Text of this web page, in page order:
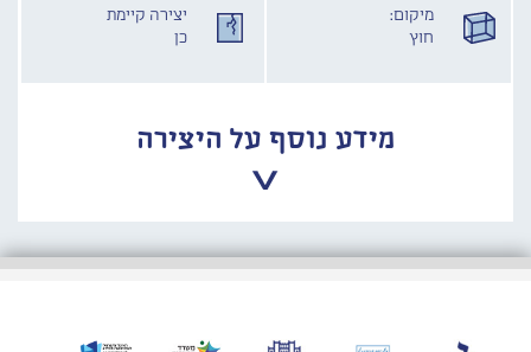
מיקום:
חוץ
יצירה קיימת
כן
מידע נוסף על היצירה